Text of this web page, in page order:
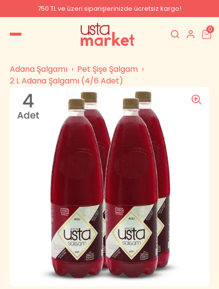
750 TL ve üzeri siparişlerinizde ücretsiz kargo!
0
Adana Şalgamı
Pet Şişe Şalgam
2 L Adana Şalgamı (4/6 Adet)